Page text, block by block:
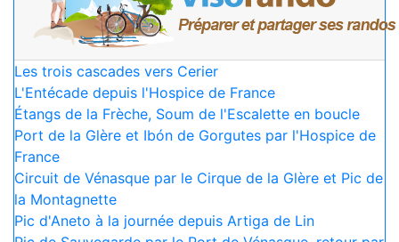
Les trois cascades vers Cerier
L'Entécade depuis l'Hospice de France
Étangs de la Frèche, Soum de l'Escalette en boucle
Port de la Glère et Ibón de Gorgutes par l'Hospice de
France
Circuit de Vénasque par le Cirque de la Glère et Pic de
la Montagnette
Pic d'Aneto à la journée depuis Artiga de Lin